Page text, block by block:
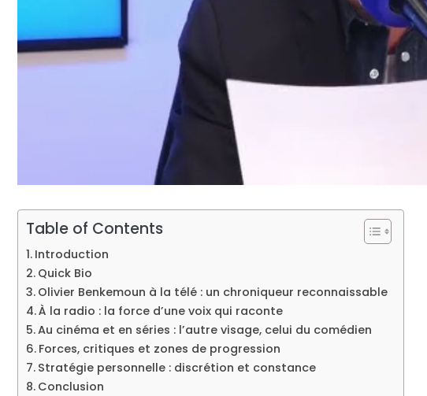
Table of Contents
Introduction
Quick Bio
Olivier Benkemoun à la télé : un chroniqueur reconnaissable
À la radio : la force d’une voix qui raconte
Au cinéma et en séries : l’autre visage, celui du comédien
Forces, critiques et zones de progression
Stratégie personnelle : discrétion et constance
Conclusion